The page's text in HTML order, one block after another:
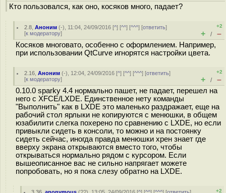
Кто пользовался, как оно, косяков много, падает?
2.8 ,Аноним (-), 11:04, 24/09/2016 [^] [^^] [^^^] [ответить]
[к модератору]
+2
+ / –
Косяков многовато, особенно с оформлением. Например,
при использовании QtCurve игнорятся настройки цвета.
2.16 ,Аноним (-), 12:04, 24/09/2016 [^] [^^] [^^^] [ответить]
[к модератору]
+2
+ / –
0.10.0 sparky 4.4 нормально пашет, не падает, перешел на
него с XFCE/LXDE. Единственное нету команды
"Выполнить" как в LXDE это маленько раздражает, еще на
рабочий стол ярлыки не копируются с менюшки, в общем
юзабилити слегка похерено по сравнению с LXDE, но если
привыкли сидеть в консоли, то можно и на постоянку
сидеть сейчас, иногда правда менюшки хрен знает где
вверху экрана открываются вместо того, чтобы
открываться нормально рядом с курсором. Если
вышеописанное вас не сильно напрягает можете
попробовать, но я пока слезу обратно на LXDE.
+2